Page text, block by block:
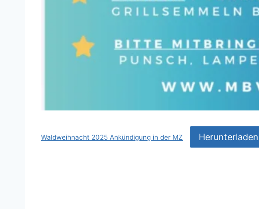
Waldweihnacht 2025 Ankündigung in der MZ Herunterladen